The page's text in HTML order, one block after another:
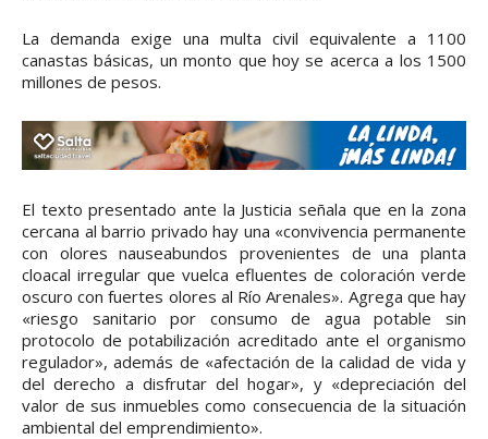
La demanda exige una multa civil equivalente a 1100
canastas básicas, un monto que hoy se acerca a los 1500
millones de pesos.
El texto presentado ante la Justicia señala que en la zona
cercana al barrio privado hay una «convivencia permanente
con olores nauseabundos provenientes de una planta
cloacal irregular que vuelca efluentes de coloración verde
oscuro con fuertes olores al Río Arenales». Agrega que hay
«riesgo sanitario por consumo de agua potable sin
protocolo de potabilización acreditado ante el organismo
regulador», además de «afectación de la calidad de vida y
del derecho a disfrutar del hogar», y «depreciación del
valor de sus inmuebles como consecuencia de la situación
ambiental del emprendimiento».